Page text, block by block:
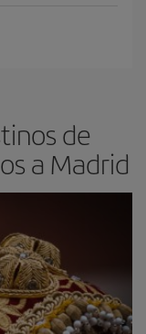
de
a Madrid